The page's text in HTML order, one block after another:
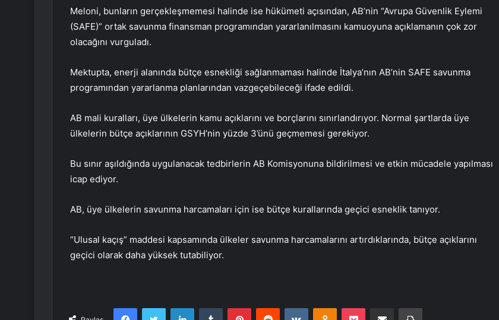
Meloni, bunların gerçekleşmemesi halinde ise hükümeti açısından, AB’nin “Avrupa Güvenlik Eylemi
(SAFE)” ortak savunma finansman programından yararlanılmasını kamuoyuna açıklamanın çok zor
olacağını vurguladı.
Mektupta, enerji alanında bütçe esnekliği sağlanmaması halinde İtalya’nın AB’nin SAFE savunma
programından yararlanma planlarından vazgeçebileceği ifade edildi.
AB mali kuralları, üye ülkelerin kamu açıklarını ve borçlarını sınırlandırıyor. Normal şartlarda üye
ülkelerin bütçe açıklarının GSYH’nin yüzde 3’ünü geçmemesi gerekiyor.
Bu sınır aşıldığında uygulanacak tedbirlerin AB Komisyonuna bildirilmesi ve etkin mücadele yapılması
icap ediyor.
AB, üye ülkelerin savunma harcamaları için ise bütçe kurallarında geçici esneklik tanıyor.
“Ulusal kaçış” maddesi kapsamında ülkeler savunma harcamalarını artırdıklarında, bütçe açıklarını
geçici olarak daha yüksek tutabiliyor.
FacebookTwitter LinkedInTumblr PinterestReddit VKontakteOdnoklassniki
Pocket E-Posta ile paylaş Yazdır